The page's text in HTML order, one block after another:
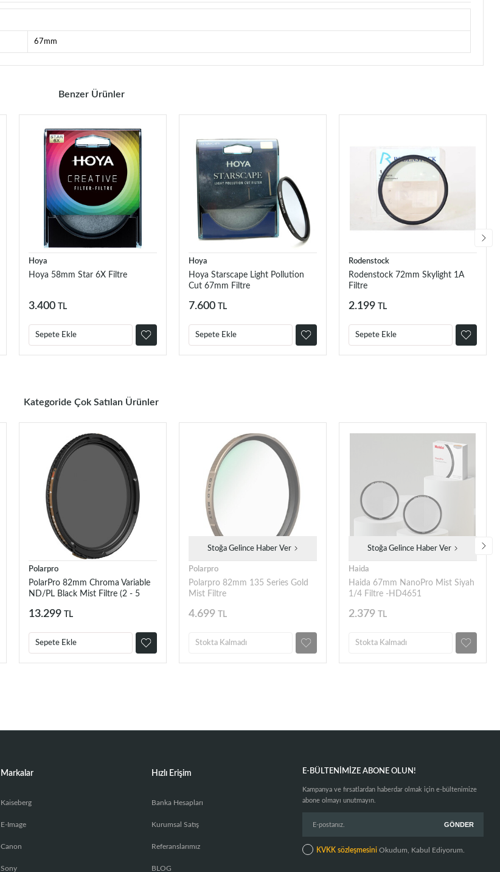
67mm
Benzer Ürünler
Hoya
Hoya 58mm Star 6X Filtre
3.400 TL
Sepete Ekle
Hoya
Hoya Starscape Light Pollution
Cut 67mm Filtre
7.600 TL
Sepete Ekle
Rodenstock
Rodenstock 72mm Skylight 1A
Filtre
2.199 TL
Sepete Ekle
Kategoride Çok Satılan Ürünler
Polarpro
PolarPro 82mm Chroma Variable
ND/PL Black Mist Filtre (2 - 5
13.299 TL
Sepete Ekle
Stoğa Gelince Haber Ver
Polarpro
Polarpro 82mm 135 Series Gold
Mist Filtre
4.699 TL
Stokta Kalmadı
Stoğa Gelince Haber Ver
Haida
Haida 67mm NanoPro Mist Siyah
1/4 Filtre -HD4651
2.379 TL
Stokta Kalmadı
Markalar
Kaiseberg
E-Image
Canon
Sony
Hızlı Erişim
Banka Hesapları
Kurumsal Satış
Referanslarımız
BLOG
E-BÜLTENIMIZE ABONE OLUN!
Kampanya ve fırsatlardan haberdar olmak için e-bültenimize
abone olmayı unutmayın.
KVKK sözleşmesini Okudum, Kabul Ediyorum.